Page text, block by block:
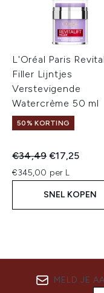
L'Oréal Paris
Filler Lijntjes
Verstevigende
Watercrème 50 ml
50% KORTING
Recommended
€34,49Huidige prijs:
€17,25
€345,00 per L
SNEL KOPEN
MELD JE